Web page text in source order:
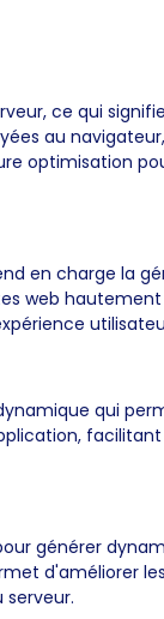
ce qui
au
optimisation
en charge la
web
qui
générer
d'améliorer
serveur.